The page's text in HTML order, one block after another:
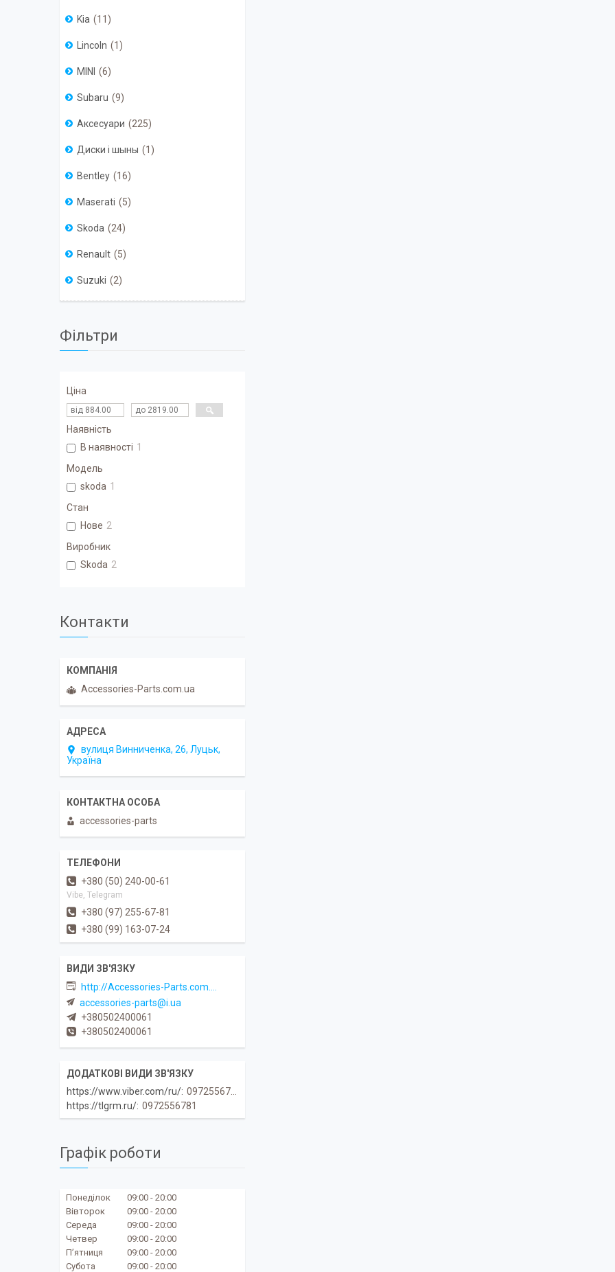
Kia 11
Lincoln 1
MINI 6
Subaru 9
Аксесуари 225
Диски і шыны 1
Bentley 16
Maserati 5
Skoda 24
Renault 5
Suzuki 2
Фільтри
Ціна
Наявність
В наявності 1
Модель
skoda 1
Стан
Нове 2
Виробник
Skoda 2
Контакти
Accessories-Parts.com.ua
вулиця Винниченка, 26, Луцьк,
Україна
accessories-parts
+380 (50) 240-00-61
Vibe, Telegram
+380 (97) 255-67-81
+380 (99) 163-07-24
http://Accessories-Parts.com.ua
accessories-parts@i.ua
+380502400061
+380502400061
https://www.viber.com/ru/ 0972556781
https://tlgrm.ru/ 0972556781
Графік роботи
Понеділок 09:00
20:00
Вівторок
09:00
20:00
Середа
09:00
20:00
Четвер
09:00
20:00
Пʼятниця
09:00
20:00
Субота
09:00 20:00